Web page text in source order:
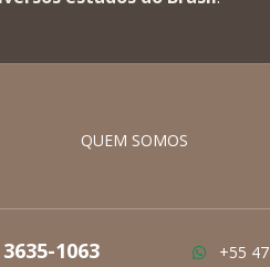
QUEM SOMOS
3635-1063 +55 47